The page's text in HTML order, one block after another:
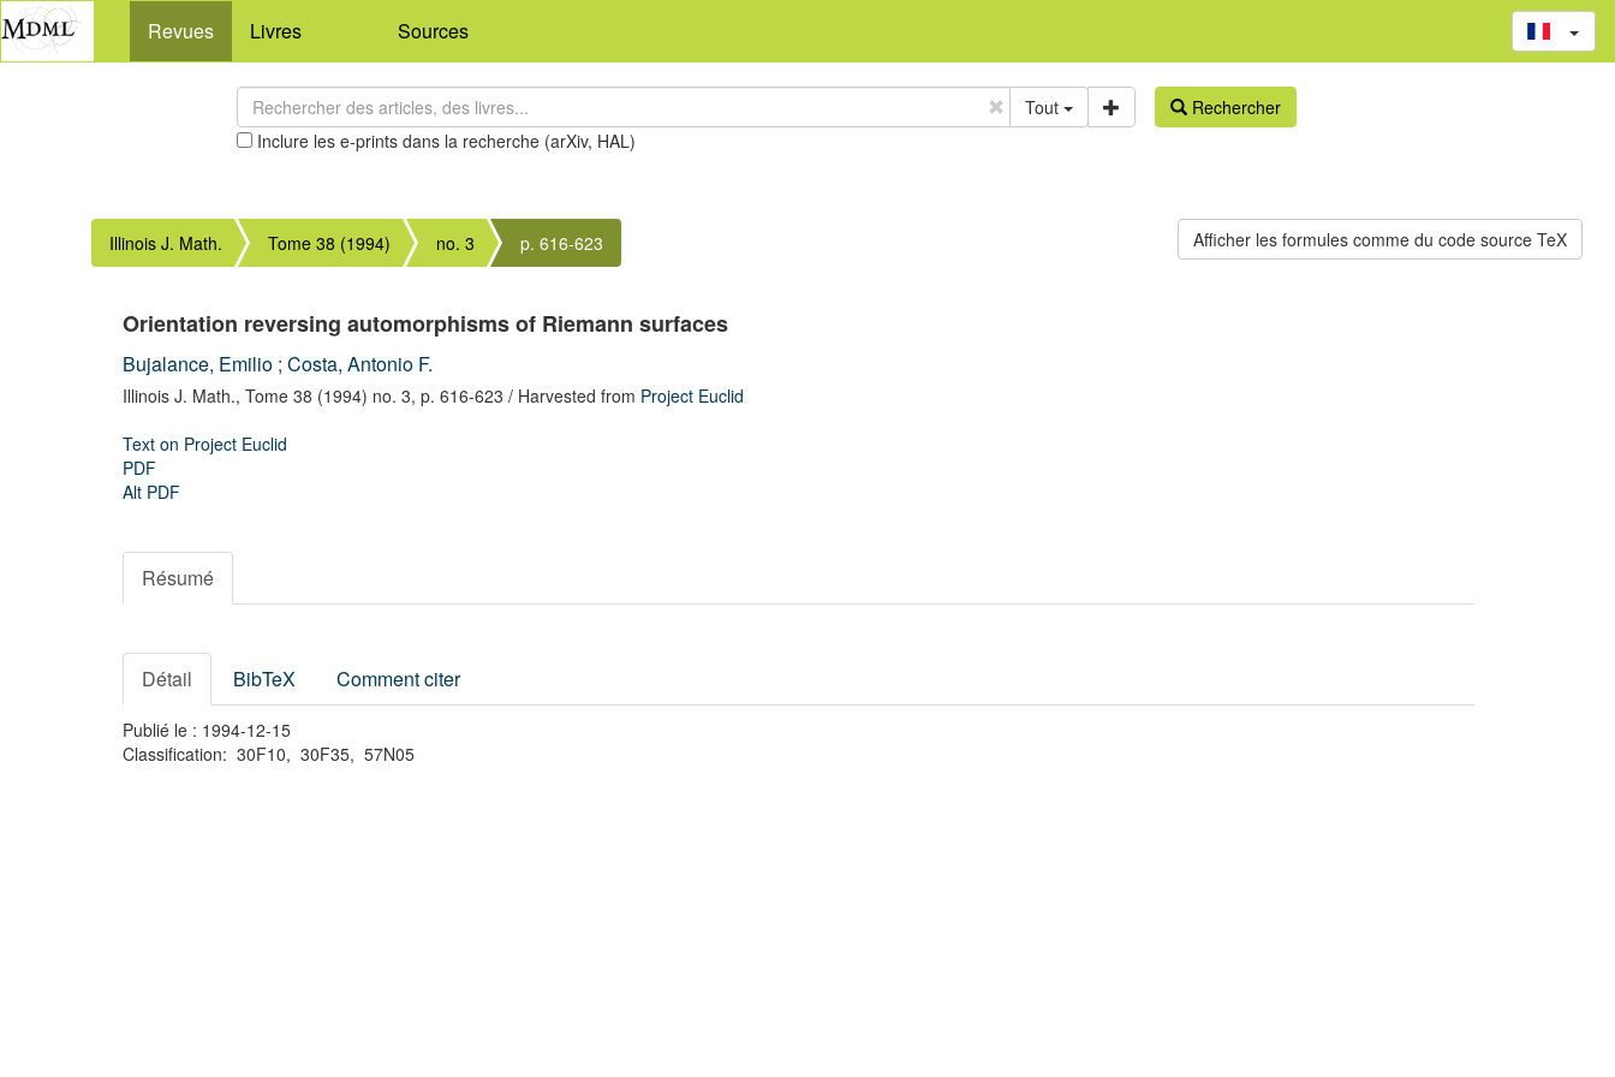
Revues Livres Sources
Tout
Inclure les e-prints dans la recherche (arXiv, HAL)
Rechercher
Illinois J. Math. Tome 38 (1994) no. 3 p. 616-623
Orientation reversing automorphisms of Riemann surfaces
Bujalance, Emilio ; Costa, Antonio F.
Illinois J. Math., Tome 38 (1994) no. 3, p. 616-623 / Harvested from Project Euclid
Text on Project Euclid
PDF
Alt PDF
Résumé
Détail BibTeX Comment citer
Publié le : 1994-12-15
Classification: 30F10, 30F35, 57N05